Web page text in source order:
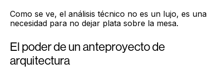
Como se ve, el análisis técnico no es un lujo, es una
necesidad para no dejar plata sobre la mesa.
El poder de un anteproyecto de
arquitectura